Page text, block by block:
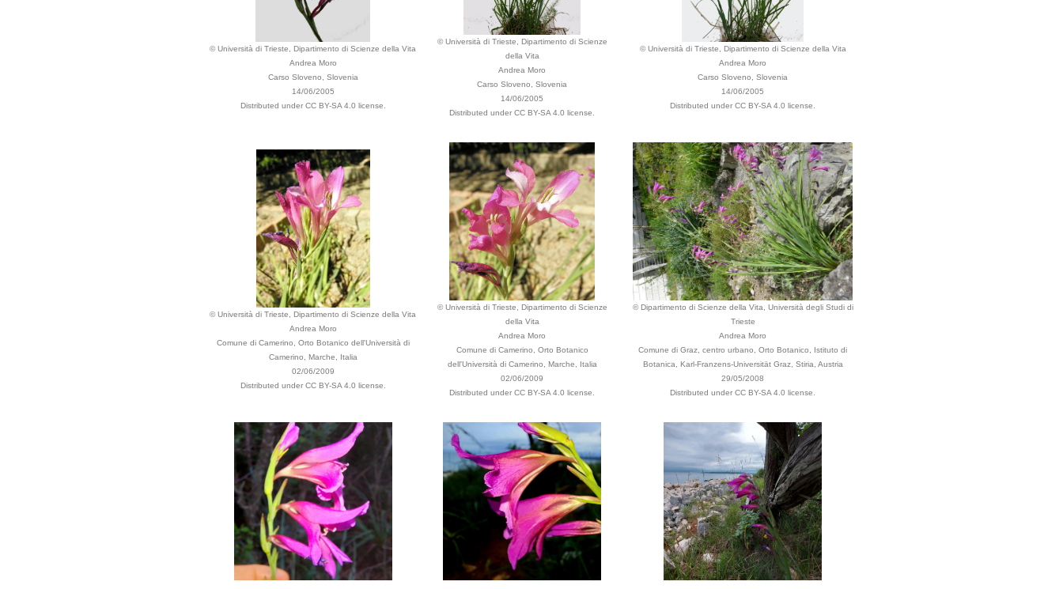
© Università di Trieste, Dipartimento di Scienze della Vita
Andrea Moro
Carso Sloveno, Slovenia
14/06/2005
Distributed under CC BY-SA 4.0 license.
© Università di Trieste, Dipartimento di Scienze
della Vita
Andrea Moro
Carso Sloveno, Slovenia
14/06/2005
Distributed under CC BY-SA 4.0 license.
© Università di Trieste, Dipartimento di Scienze della Vita
Andrea Moro
Carso Sloveno, Slovenia
14/06/2005
Distributed under CC BY-SA 4.0 license.
© Università di Trieste, Dipartimento di Scienze della Vita
Andrea Moro
Comune di Camerino, Orto Botanico dell'Università di
Camerino, Marche, Italia
02/06/2009
Distributed under CC BY-SA 4.0 license.
© Università di Trieste, Dipartimento di Scienze
della Vita
Andrea Moro
Comune di Camerino, Orto Botanico
dell'Università di Camerino, Marche, Italia
02/06/2009
Distributed under CC BY-SA 4.0 license.
© Dipartimento di Scienze della Vita, Università degli Studi di
Trieste
Andrea Moro
Comune di Graz, centro urbano, Orto Botanico, Istituto di
Botanica, Karl-Franzens-Universität Graz, Stiria, Austria
29/05/2008
Distributed under CC BY-SA 4.0 license.